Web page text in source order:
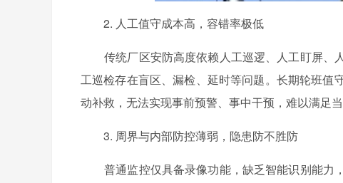
2. 人工值守成本高，容错率极低
传统厂区安防高度依赖人工巡逻、人工盯屏、
工巡检存在盲区、漏检、延时等问题。长期轮班值
动补救，无法实现事前预警、事中干预，难以满足
3. 周界与内部防控薄弱，隐患防不胜防
普通监控仅具备录像功能，缺乏智能识别能力，